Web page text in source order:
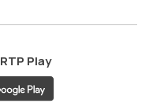
RTP Play